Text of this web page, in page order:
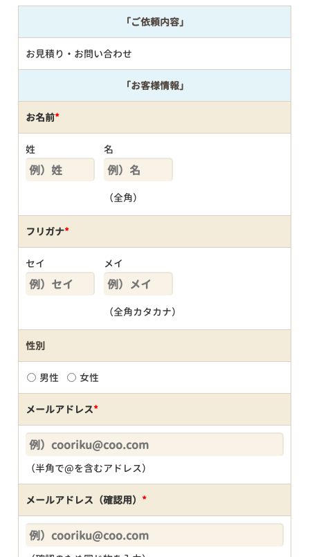
「ご依頼内容」
お見積り・お問い合わせ
「お客様情報」
お名前*
姓 名
（全角）
フリガナ*
セイ メイ
（全角カタカナ）
性別
男性 女性
メールアドレス*
（半角で@を含むアドレス）
メールアドレス（確認用） *